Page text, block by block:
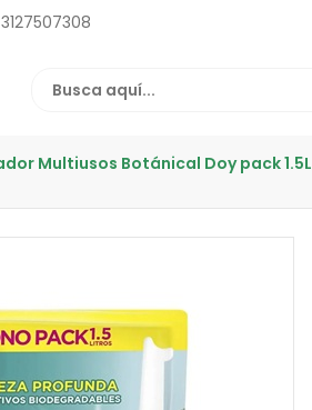
3127507308
Multiusos Botánical Doy pack 1.5L